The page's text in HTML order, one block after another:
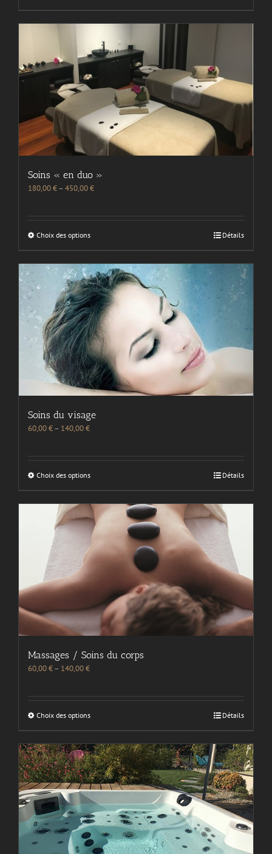
Soins « en duo »
180,00€– 450,00€
Choix des options Détails
Soins du visage
60,00€– 140,00€
Choix des options Détails
Massages / Soins du corps
60,00€– 140,00€
Choix des options Détails